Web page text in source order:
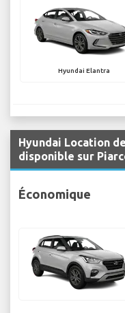
Hyundai Elantra
Hyundai Location
disponible sur
Économique